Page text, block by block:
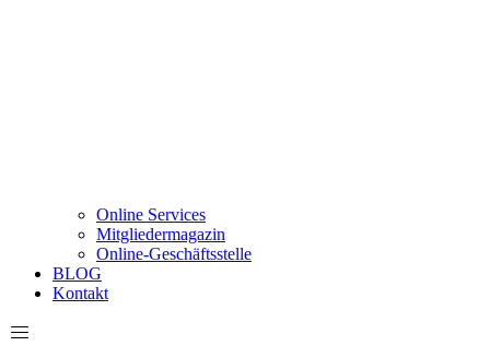
Online Services
Mitgliedermagazin
Online-Geschäftsstelle
BLOG
Kontakt